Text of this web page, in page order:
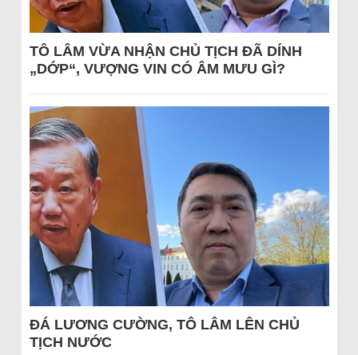
TÔ LÂM VỪA NHẬN CHỦ TỊCH ĐÃ DÍNH
„DỚP“, VƯỢNG VIN CÓ ÂM MƯU GÌ?
ĐÁ LƯƠNG CƯỜNG, TÔ LÂM LÊN CHỦ
TỊCH NƯỚC